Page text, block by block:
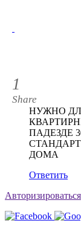
1
Share
НУЖНО
ПАДЕЗДЕ
ДОМА
Ответить
Авторизироваться